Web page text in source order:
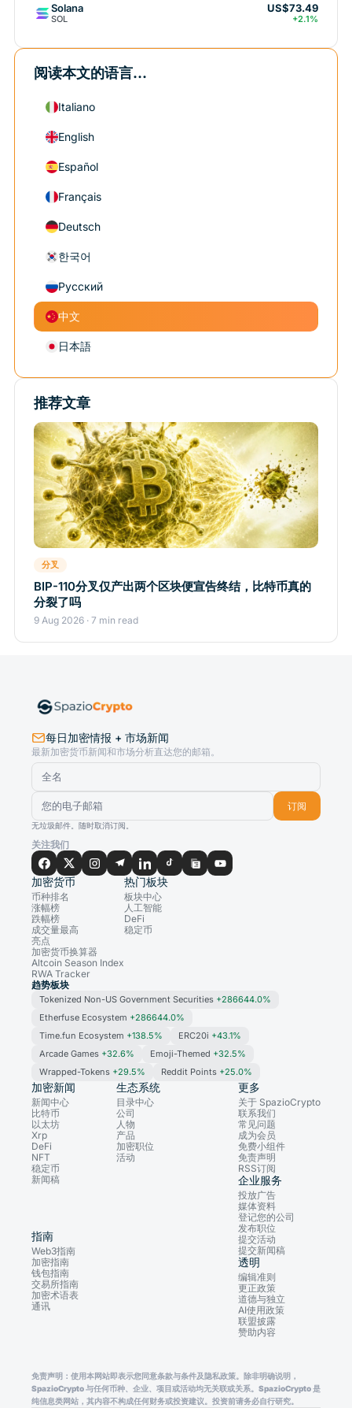
Solana
SOL
US$73.49
+2.1%
阅读本文的语言...
Italiano
English
Español
Français
Deutsch
한국어
Русский
中文
日本語
推荐文章
分叉
BIP-110分叉仅产出两个区块便宣告终结，比特币真的
分裂了吗
9 Aug 2026 · 7 min read
每日加密情报 + 市场新闻
最新加密货币新闻和市场分析直达您的邮箱。
订阅
无垃圾邮件。随时取消订阅。
关注我们
加密货币
币种排名
涨幅榜
跌幅榜
成交量最高
亮点
加密货币换算器
Altcoin Season Index
RWA Tracker
热门板块
板块中心
人工智能
DeFi
稳定币
趋势板块
Tokenized Non-US Government Securities +286644.0%
Etherfuse Ecosystem +286644.0%
Time.fun Ecosystem +138.5% ERC20i +43.1%
Arcade Games +32.6% Emoji-Themed +32.5%
Wrapped-Tokens +29.5% Reddit Points +25.0%
加密新闻
新闻中心
比特币
以太坊
Xrp
DeFi
NFT
稳定币
新闻稿
生态系统
目录中心
公司
人物
产品
加密职位
活动
指南
Web3指南
加密指南
钱包指南
交易所指南
加密术语表
通讯
更多
关于 SpazioCrypto
联系我们
常见问题
成为会员
免费小组件
免责声明
RSS订阅
企业服务
投放广告
媒体资料
登记您的公司
发布职位
提交活动
提交新闻稿
透明
编辑准则
更正政策
道德与独立
AI使用政策
联盟披露
赞助内容
免责声明：使用本网站即表示您同意条款与条件及隐私政策。除非明确说明，
SpazioCrypto 与任何币种、企业、项目或活动均无关联或关系。SpazioCrypto 是
纯信息类网站，其内容不构成任何财务或投资建议。投资前请务必自行研究。